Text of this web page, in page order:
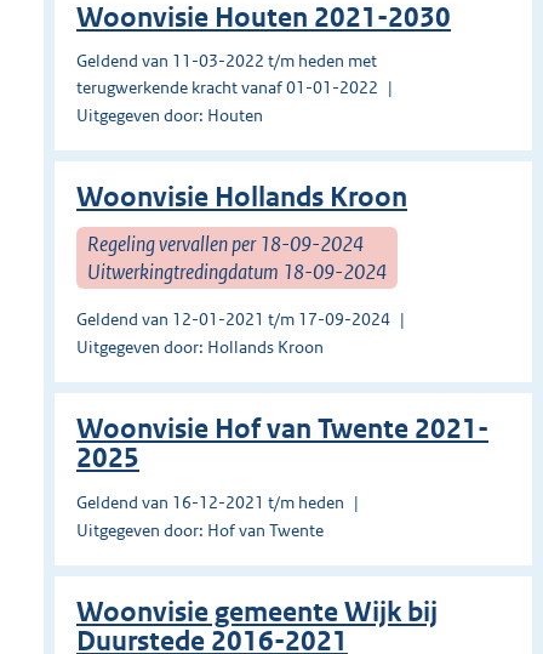
Woonvisie Houten 2021-2030
Geldend van 11-03-2022 t/m heden met
terugwerkende kracht vanaf 01-01-2022
Uitgegeven door: Houten
Woonvisie Hollands Kroon
Regeling vervallen per 18-09-2024
Uitwerkingtredingdatum 18-09-2024
Geldend van 12-01-2021 t/m 17-09-2024
Uitgegeven door: Hollands Kroon
Woonvisie Hof van Twente 2021-
2025
Geldend van 16-12-2021 t/m heden
Uitgegeven door: Hof van Twente
Woonvisie gemeente Wijk bij
Duurstede 2016-2021